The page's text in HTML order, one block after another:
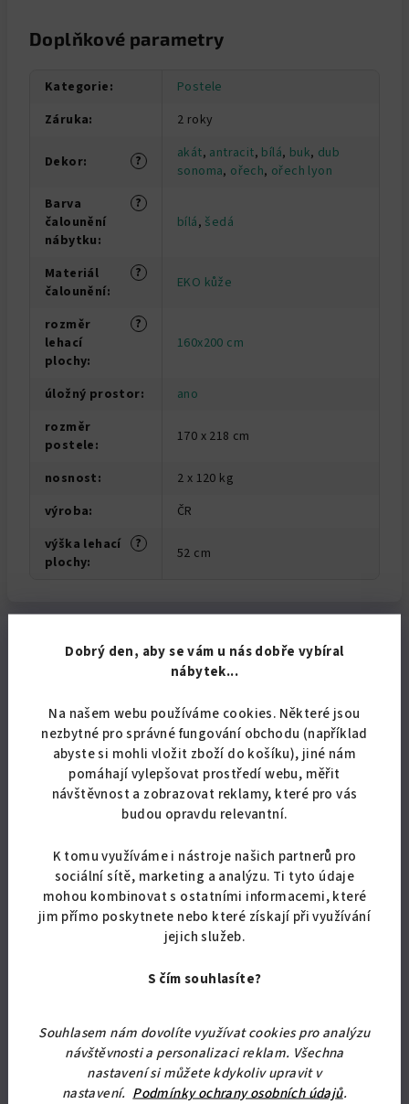
Dobrý den, aby se vám u nás dobře vybíral
nábytek...
Na našem webu používáme cookies. Některé jsou
nezbytné pro správné fungování obchodu (například
abyste si mohli vložit zboží do košíku), jiné nám
pomáhají vylepšovat prostředí webu, měřit
návštěvnost a zobrazovat reklamy, které pro vás
budou opravdu relevantní.
K tomu využíváme i nástroje našich partnerů pro
sociální sítě, marketing a analýzu. Ti tyto údaje
mohou kombinovat s ostatními informacemi, které
jim přímo poskytnete nebo které získají při využívání
jejich služeb.
S čím souhlasíte?
Souhlasem nám dovolíte využívat cookies pro analýzu
návštěvnosti a personalizaci reklam. Všechna
nastavení si můžete kdykoliv upravit v
nastavení. Podmínky ochrany osobních údajů.
Doplňkové parametry
Kategorie:
Postele
Záruka: 2 roky
?
Dekor: akát, antracit, bílá, buk, dub
sonoma, ořech, ořech lyon
?
Barva
čalounění
nábytku:
bílá, šedá
?
Materiál
čalounění: EKO kůže
?
rozměr
lehací
plochy:
160x200 cm
úložný prostor:
ano
rozměr
postele: 170 x 218 cm
nosnost:
2 x 120 kg
výroba:
ČR
?
výška lehací
plochy: 52 cm
Související produkty
Doprava zdarma
Šatní skříň do ložnice Alfa 26
KÓD: 07026/BUK2